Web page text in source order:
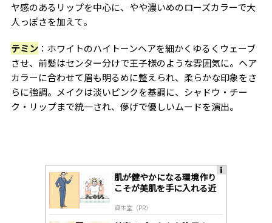
ヤ感のあるリップを中心に、やや濃いめのローズカラーで大
人っぽさを加えて。
テミン：ホワイトのハイトーンヘアを細かくゆるくウェーブ
させ、前髪はセンター分けで王子様のような雰囲気に。ヘア
カラーに合わせて眉も明るめに整えられ、柔らかな印象をさ
らに強調。メイクは淡いピンクを基調に、シャドウ・チー
ク・リップまで統一され、儚げで優しいムードを演出。
肌が健やかになる環境作り
こそが美肌を手に入れる近
資生堂（PR）